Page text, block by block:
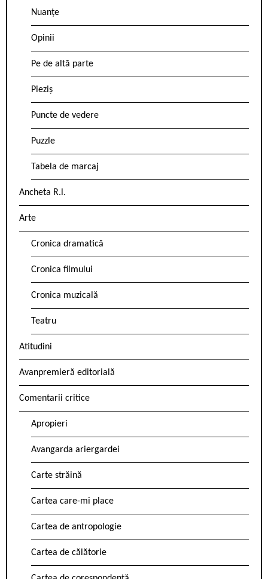
Nuanțe
Opinii
Pe de altă parte
Pieziș
Puncte de vedere
Puzzle
Tabela de marcaj
Ancheta R.l.
Arte
Cronica dramatică
Cronica filmului
Cronica muzicală
Teatru
Atitudini
Avanpremieră editorială
Comentarii critice
Apropieri
Avangarda ariergardei
Carte străină
Cartea care-mi place
Cartea de antropologie
Cartea de călătorie